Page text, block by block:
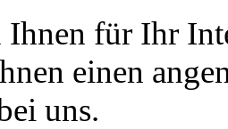
für Ihr
einen
uns.